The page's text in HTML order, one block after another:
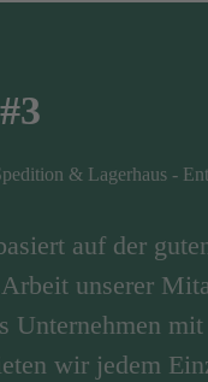
auf der
unserer
Unternehmen
wir jedem